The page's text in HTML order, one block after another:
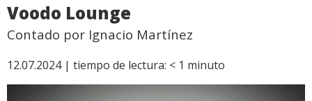
Voodo Lounge
Contado por Ignacio Martínez
12.07.2024 | tiempo de lectura: < 1 minuto